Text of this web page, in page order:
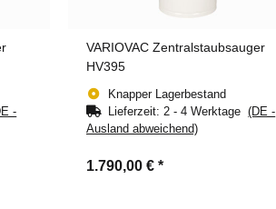
-
VARIOVAC Zentralstaubsauger
HV395
Knapper Lagerbestand
Lieferzeit: 2 - 4 Werktage(DE -
Ausland abweichend)
1.790,00 € *